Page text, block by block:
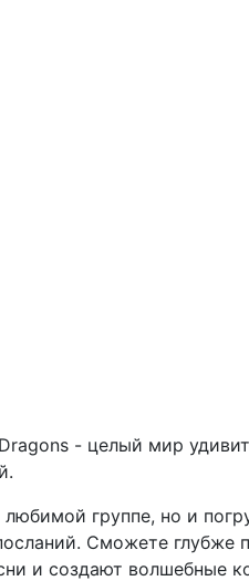
- целый мир
группе, но и
Сможете глубже
и создают волшебные